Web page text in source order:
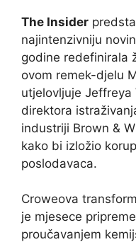
The Insider
najintenzivniju
godine redefinirala
ovom remek-djelu
utjelovljuje Jeffreya
direktora
industriji Brown &
kako bi izložio
poslodavaca.
Croweova
je mjesece
proučavanjem